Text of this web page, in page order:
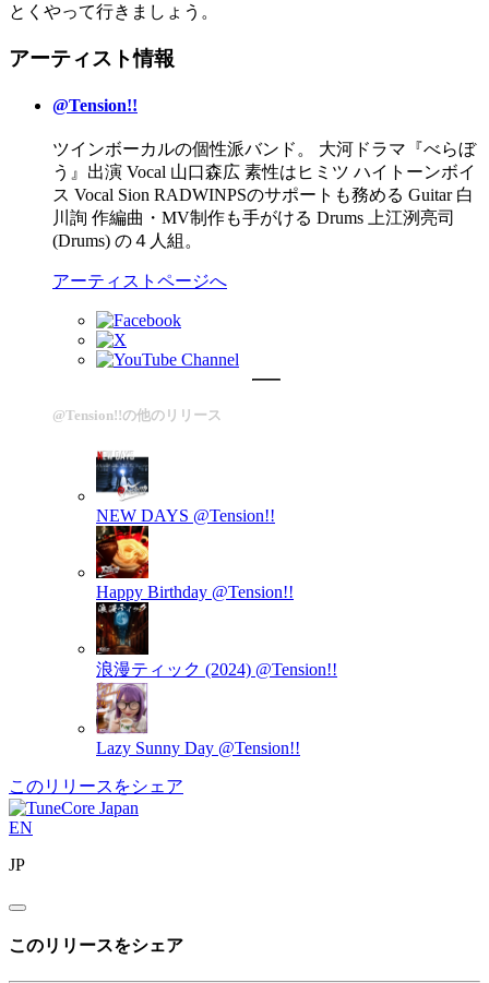
とくやって行きましょう。
アーティスト情報
@Tension!!
ツインボーカルの個性派バンド。 大河ドラマ『べらぼ
う』出演 Vocal 山口森広 素性はヒミツ ハイトーンボイ
ス Vocal Sion RADWINPSのサポートも務める Guitar 白
川詢 作編曲・MV制作も手がける Drums 上江洌亮司
(Drums) の４人組。
アーティストページへ
@Tension!!の他のリリース
NEW DAYS @Tension!!
Happy Birthday @Tension!!
浪漫ティック (2024) @Tension!!
Lazy Sunny Day @Tension!!
このリリースをシェア
EN
JP
このリリースをシェア